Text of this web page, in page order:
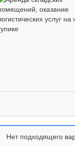
Нет подходящего